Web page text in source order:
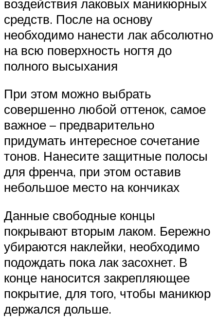
воздействия лаковых маникюрных
средств. После на основу
необходимо нанести лак абсолютно
на всю поверхность ногтя до
полного высыхания
При этом можно выбрать
совершенно любой оттенок, самое
важное – предварительно
придумать интересное сочетание
тонов. Нанесите защитные полосы
для френча, при этом оставив
небольшое место на кончиках
Данные свободные концы
покрывают вторым лаком. Бережно
убираются наклейки, необходимо
подождать пока лак засохнет. В
конце наносится закрепляющее
покрытие, для того, чтобы маникюр
держался дольше.